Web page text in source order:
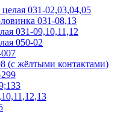
031-02,03,04,05
031-08,13
031-09,10,11,12
050-02
(с жёлтыми контактами)